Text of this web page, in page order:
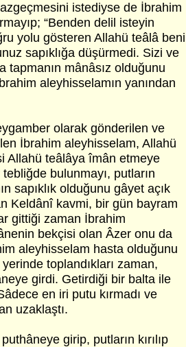
istediyse de İbrahim
“Benden delil isteyin
yolu gösteren Allahü teâlâ beni
sapıklığa düşürmedi. Sizi ve
tapmanın mânâsız olduğunu
aleyhisselamın yanından
olarak gönderilen ve
İbrahim aleyhisselam, Allahü
Allahü teâlâya îmân etmeye
bulunmayı, putların
sapıklık olduğunu gâyet açık
Keldânî kavmi, bir gün bayram
gittiği zaman İbrahim
bekçisi olan Âzer onu da
aleyhisselam hasta olduğunu
toplandıkları zaman,
girdi. Getirdiği bir balta ile
en iri putu kırmadı ve
uzaklaştı.
girip, putların kırılıp